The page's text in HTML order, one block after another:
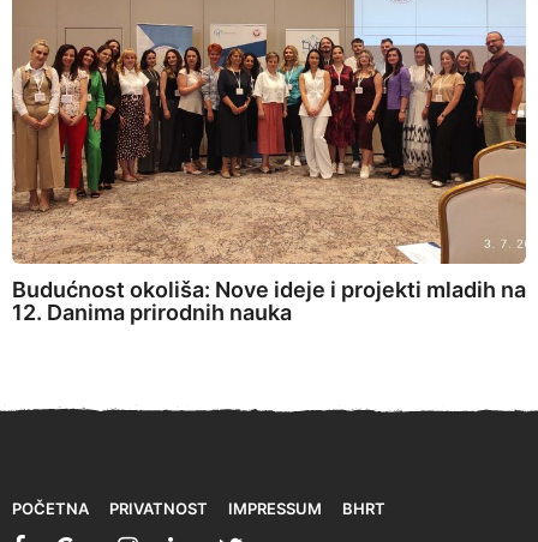
Budućnost okoliša: Nove ideje i projekti mladih na
12. Danima prirodnih nauka
POČETNA PRIVATNOST IMPRESSUM BHRT